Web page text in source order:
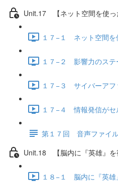
Unit.17 【ネット空間を使っ
１７−１ ネット空間を
１７−２ 影響力のステ
１７−３ サイバーアフ
１７−４ 情報発信がセ
第１７回 音声ファイ
Unit.18 【脳内に『英雄』を
１８−１ 脳内に『英雄